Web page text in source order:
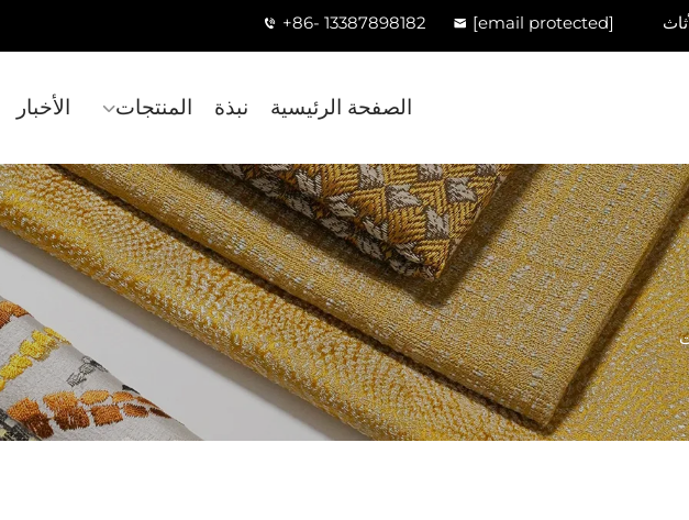
+86- 13387898182 [email protected]
الصفحة الرئيسية نبذة المنتجات الأخبار